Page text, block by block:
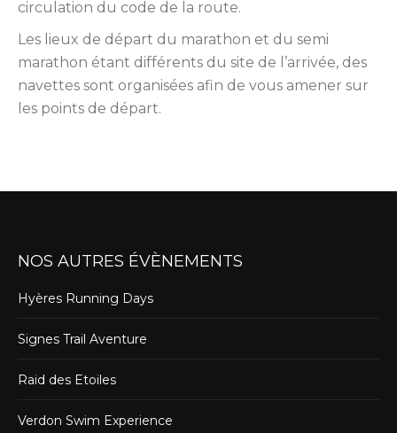
circulation du code de la route.
Les lieux de départ du marathon et du semi
marathon étant différents du site de l’arrivée, des
navettes sont organisées afin de vous amener sur
les points de départ.
NOS AUTRES ÉVÈNEMENTS
Hyères Running Days
Signes Trail Aventure
Raid des Etoiles
Verdon Swim Experience